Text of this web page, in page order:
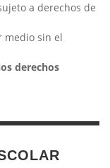
a derechos de
medio sin el
derechos